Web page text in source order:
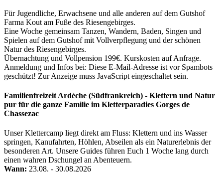
Für Jugendliche, Erwachsene und alle anderen auf dem Gutshof
Farma Kout am Fuße des Riesengebirges.
Eine Woche gemeinsam Tanzen, Wandern, Baden, Singen und
Spielen auf dem Gutshof mit Vollverpflegung und der schönen
Natur des Riesengebirges.
Übernachtung und Vollpension 199€. Kurskosten auf Anfrage.
Anmeldung und Infos bei: Diese E-Mail-Adresse ist vor Spambots
geschützt! Zur Anzeige muss JavaScript eingeschaltet sein.
Familienfreizeit Ardèche (Südfrankreich) - Klettern und Natur
pur für die ganze Familie im Kletterparadies Gorges de
Chassezac
Unser Klettercamp liegt direkt am Fluss: Klettern und ins Wasser
springen, Kanufahrten, Höhlen, Abseilen als ein Naturerlebnis der
besonderen Art. Unsere Guides führen Euch 1 Woche lang durch
einen wahren Dschungel an Abenteuern.
Wann: 23.08. - 30.08.2026